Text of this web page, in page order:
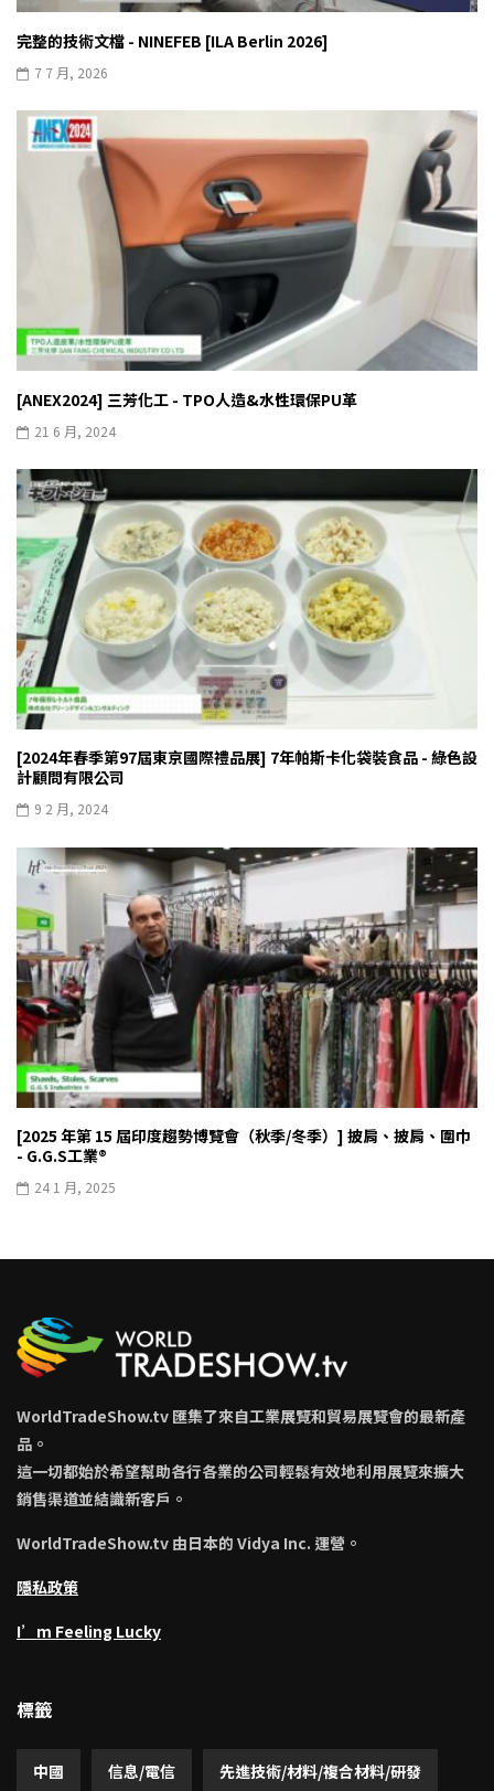
完整的技術文檔 - NINEFEB [ILA Berlin 2026]
7 7 月, 2026
[ANEX2024] 三芳化工 - TPO人造&水性環保PU革
21 6 月, 2024
[2024年春季第97屆東京國際禮品展] 7年帕斯卡化袋裝食品 - 綠色設
計顧問有限公司
9 2 月, 2024
[2025 年第 15 屆印度趨勢博覽會（秋季/冬季）] 披肩、披肩、圍巾
- G.G.S工業®
24 1 月, 2025
WorldTradeShow.tv 匯集了來自工業展覽和貿易展覽會的最新產
品。
這一切都始於希望幫助各行各業的公司輕鬆有效地利用展覽來擴大
銷售渠道並結識新客戶。
WorldTradeShow.tv 由日本的 Vidya Inc. 運營。
隱私政策
I’m Feeling Lucky
標籤
中國 信息/電信 先進技術/材料/複合材料/研發